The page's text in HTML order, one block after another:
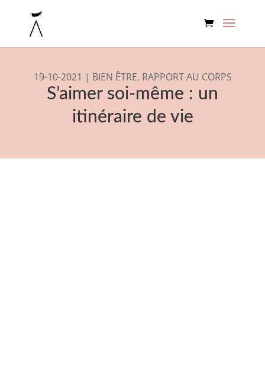
19-10-2021 | BIEN ÊTRE, RAPPORT AU CORPS
S’aimer soi-même : un
itinéraire de vie